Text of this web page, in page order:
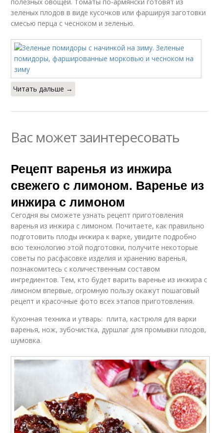
полезных овощей. Томаты по-армянски готовят из
зеленых плодов в виде кусочков или фаршируя заготовки
смесью перца с чесноком и зеленью.
Читать дальше →
Вас может заинтересовать
Рецепт варенья из инжира
свежего с лимоном. Варенье из
инжира с лимоном
Сегодня вы сможете узнать рецепт приготовления
варенья из инжира с лимоном. Почитаете, как правильно
подготовить плоды инжира к варке, увидите подробно
всю технологию этой подготовки, получите некоторые
советы по расфасовке изделия и хранению варенья,
познакомитесь с количественным составом
ингредиентов. Тем, кто будет варить варенье из инжира с
лимоном впервые, огромную пользу окажут пошаговый
рецепт и красочные фото всех этапов приготовления.
Кухонная техника и утварь: плита, кастрюля для варки
варенья, нож, зубочистка, дуршлаг для промывки плодов,
шумовка.